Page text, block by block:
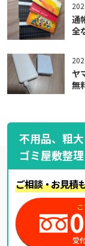
通
全
ヤ
無
不用品、粗
ゴミ屋敷整
ご相談・お見積
受